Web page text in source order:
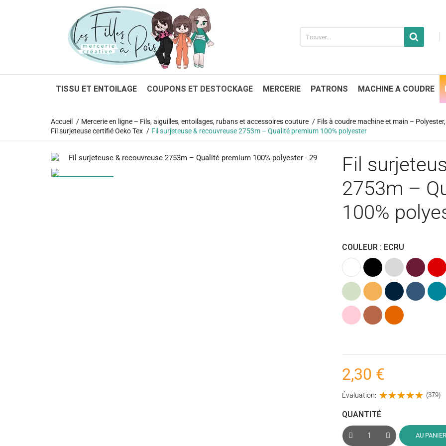
TISSU ET ENTOILAGE COUPONS ET DESTOCKAGE MERCERIE PATRONS MACHINE A COUDRE
Accueil Mercerie en ligne – Fils, aiguilles, entoilages, rubans et accessoires couture
Fils à coudre machine et main –
Fil surjeteuse certifié Oeko Tex
Fil surjeteuse & recouvreuse 2753m – Qualité premium 100% polyester
Fil
2753m –
100%
COULEUR : ECRU
Blanc Noir
Gris
clair
BordeauxRouge
Vert
menthe
Ocre
(Jaune)
Bleu
marine
Bleu
jeans (Bleu)
Rose
poudré
Argile Rouille
(Cuivré)
2,30 €
Évaluation: (379)
QUANTITÉ
AU PANIER